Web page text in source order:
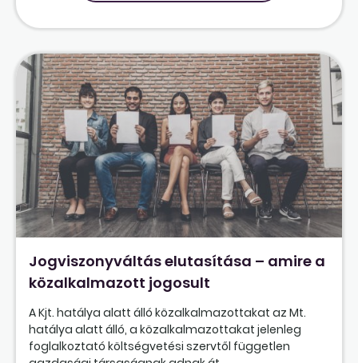
Jogviszonyváltás elutasítása – amire a
közalkalmazott jogosult
A Kjt. hatálya alatt álló közalkalmazottakat az Mt.
hatálya alatt álló, a közalkalmazottakat jelenleg
foglalkoztató költségvetési szervtől független